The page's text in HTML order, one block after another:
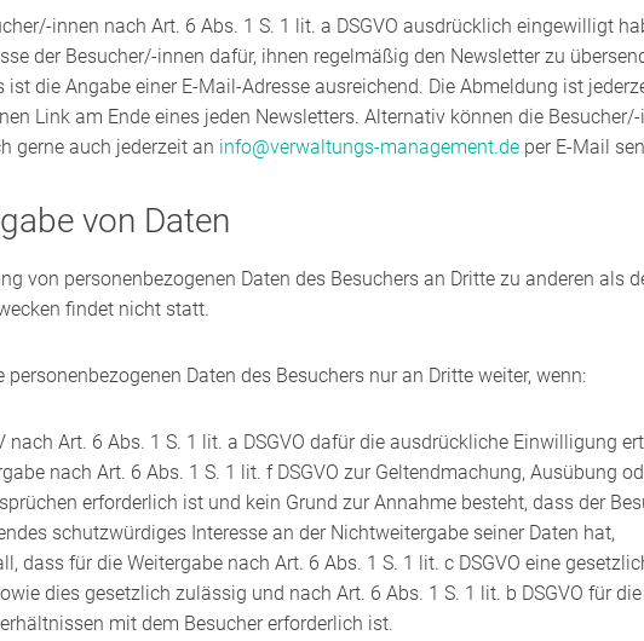
innen nach Art. 6 Abs. 1 S. 1 lit. a DSGVO ausdrücklich eingewilligt
der Besucher/-innen dafür, ihnen regelmäßig den Newsletter zu
ist die Angabe einer E-​Mail-Adresse ausreichend. Die Abmeldung ist
Link am Ende eines jeden Newsletters. Alternativ können die
gerne auch jederzeit an info@verwaltungs-management.de per E-​Mail
von Daten
von personenbezogenen Daten des Besuchers an Dritte zu anderen als
findet nicht statt.
personenbezogenen Daten des Besuchers nur an Dritte weiter, wenn:
nach Art. 6 Abs. 1 S. 1 lit. a DSGVO dafür die ausdrückliche Einwilligung
nach Art. 6 Abs. 1 S. 1 lit. f DSGVO zur Geltendmachung, Ausübung
erforderlich ist und kein Grund zur Annahme besteht, dass der
schutzwürdiges Interesse an der Nichtweitergabe seiner Daten hat,
dass für die Weitergabe nach Art. 6 Abs. 1 S. 1 lit. c DSGVO eine
dies gesetzlich zulässig und nach Art. 6 Abs. 1 S. 1 lit. b DSGVO für
mit dem Besucher erforderlich ist.